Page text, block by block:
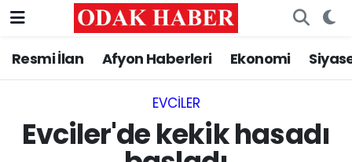
Resmi İlan Afyon Haberleri Ekonomi
EVCILER‎
Evciler'de kekik hasadı
AFYONKARAHİSAR HABERLERİ
ASAYİŞ
Nöbetçi Eczaneler
Trafik Durumu